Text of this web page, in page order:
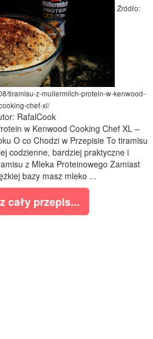
Źródło:
tiramisu-z-mullermilch-protein-w-kenwood-
chef-xl/
RafalCook
w Kenwood Cooking Chef XL –
O co Chodzi w Przepisie To tiramisu
codzienne, bardziej praktyczne i
z Mleka Proteinowego Zamiast
bazy masz mleko ...
cały przepis...